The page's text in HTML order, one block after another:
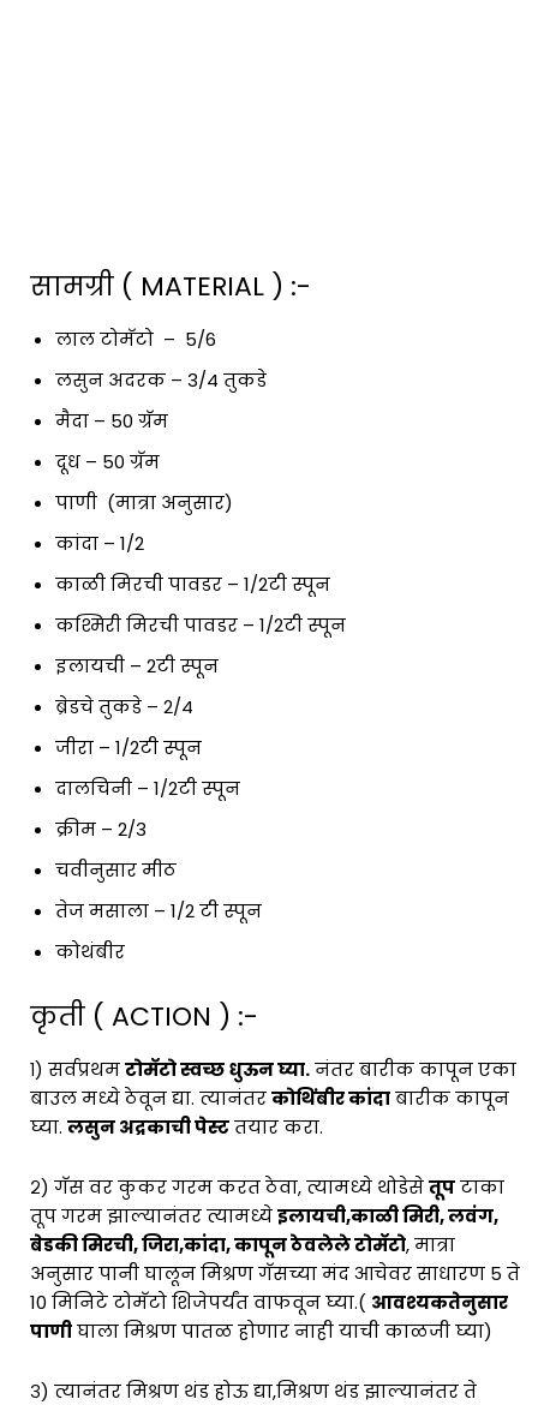
सामग्री ( MATERIAL ) :-
लाल टोमॅटो – 5/6
लसुन अदरक – 3/4 तुकडे
मैदा – 50 ग्रॅम
दूध – 50 ग्रॅम
पाणी (मात्रा अनुसार)
कांदा – 1/2
काळी मिरची पावडर – 1/2टी स्पून
कश्मिरी मिरची पावडर – 1/2टी स्पून
इलायची – 2टी स्पून
ब्रेडचे तुकडे – 2/4
जीरा – 1/2टी स्पून
दालचिनी – 1/2टी स्पून
क्रीम – 2/3
चवीनुसार मीठ
तेज मसाला – 1/2 टी स्पून
कोथंबीर
कृती ( ACTION ) :-
१) सर्वप्रथमटोमॅटो स्वच्छ धुऊन घ्या.नंतर बारीक कापून एका
बाउल मध्ये ठेवून द्या. त्यानंतरकोथिंबीर कांदाबारीक कापून
घ्या. लसुन अद्रकाची पेस्टतयार करा.
२) गॅस वर कुकर गरम करत ठेवा, त्यामध्ये थोडेसेतूपटाका
तूप गरम झाल्यानंतर त्यामध्येइलायची,काळी मिरी, लवंग,
बेडकी मिरची, जिरा,कांदा, कापून ठेवलेले टोमॅटो, मात्रा
अनुसार पानी घालून मिश्रण गॅसच्या मंद आचेवर साधारण 5 ते
10 मिनिटे टोमॅटो शिजेपर्यंत वाफवून घ्या.( आवश्यकतेनुसार
पाणीघाला मिश्रण पातळ होणार नाही याची काळजी घ्या)
३) त्यानंतर मिश्रण थंड होऊ द्या,मिश्रण थंड झाल्यानंतर ते